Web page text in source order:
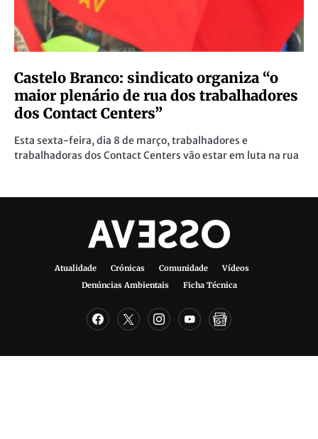
Castelo Branco: sindicato organiza “o
maior plenário de rua dos trabalhadores
dos Contact Centers”
Esta sexta-feira, dia 8 de março, trabalhadores e
trabalhadoras dos Contact Centers vão estar em luta na rua
Atualidade Crónicas Comunidade
Vídeos
Denúncias Ambientais
Ficha Técnica